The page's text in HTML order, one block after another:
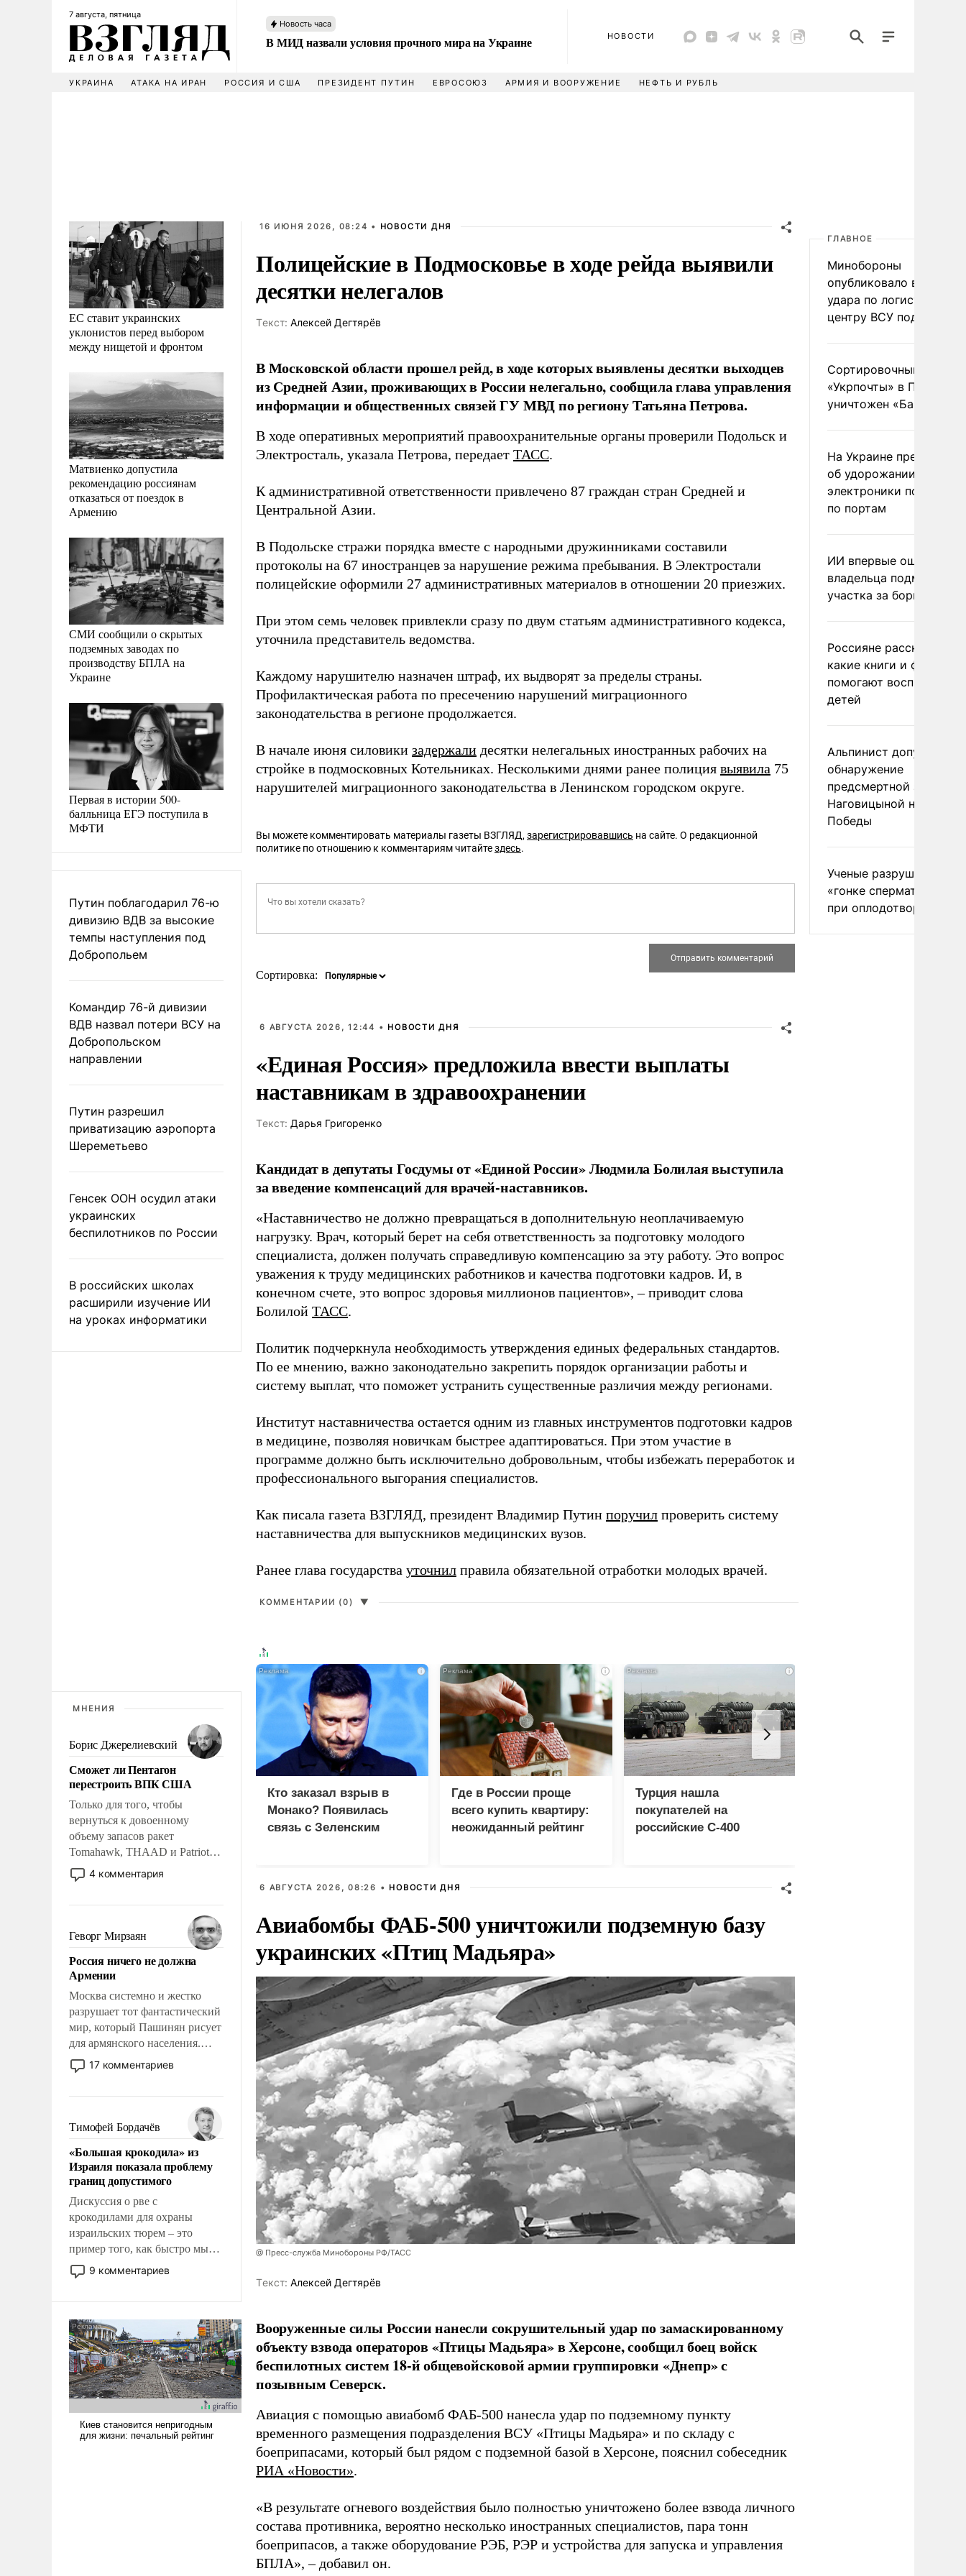
7 августа, пятница
Новость часа
В МИД назвали условия прочного мира на Украине НОВОСТИ
УКРАИНА АТАКА НА ИРАН РОССИЯ И США ПРЕЗИДЕНТ ПУТИН ЕВРОСОЮЗ АРМИЯ И ВООРУЖЕНИЕ НЕФТЬ И РУБЛЬ
ЕС ставит украинских
уклонистов перед выбором
между нищетой и фронтом
Матвиенко допустила
рекомендацию россиянам
отказаться от поездок в
Армению
СМИ сообщили о скрытых
подземных заводах по
производству БПЛА на
Украине
Первая в истории 500-
балльница ЕГЭ поступила в
МФТИ
Путин поблагодарил 76-ю
дивизию ВДВ за высокие
темпы наступления под
Добропольем
Командир 76-й дивизии
ВДВ назвал потери ВСУ на
Добропольском
направлении
Путин разрешил
приватизацию аэропорта
Шереметьево
Генсек ООН осудил атаки
украинских
беспилотников по России
В российских школах
расширили изучение ИИ
на уроках информатики
МНЕНИЯ
Борис Джерелиевский
Сможет ли Пентагон
перестроить ВПК США
Только для того, чтобы
вернуться к довоенному
объему запасов ракет
Tomahawk, THAAD и Patriot
США потребуется более трех
лет. Даже небольшая война с
Сложившаяся ситуация
означает многолетний период
уязвимости США, например,
перед Китаем.
4 комментария
Геворг Мирзаян
Россия ничего не должна
Армении
Москва системно и жестко
разрушает тот фантастический
мир, который Пашинян рисует
для армянского населения.
Мир, где политические
прожекты будут безусловно
налогоплательщиков и где
Еревану за свои поступки не
нужно отвечать.
17 комментариев
Тимофей Бордачёв
«Большая крокодила» из
Израиля показала проблему
границ допустимого
Дискуссия о рве с
крокодилами для охраны
израильских тюрем – это
пример того, как быстро мы
двигаемся по пути
революционных изменений.
псевдонаучной фантастики,
стало всерьез обсуждаемой
идеей.
9 комментариев
16 ИЮНЯ 2026, 08:24 • НОВОСТИ ДНЯ
Полицейские в Подмосковье в ходе рейда выявили
десятки нелегалов
Tекст: Алексей Дегтярёв
В Московской области прошел рейд, в ходе которых выявлены десятки выходцев
из Средней Азии, проживающих в России нелегально, сообщила глава управления
информации и общественных связей ГУ МВД по региону Татьяна Петрова.
В ходе оперативных мероприятий правоохранительные органы проверили Подольск и
Электросталь, указала Петрова, передает ТАСС.
К административной ответственности привлечено 87 граждан стран Средней и
Центральной Азии.
В Подольске стражи порядка вместе с народными дружинниками составили
протоколы на 67 иностранцев за нарушение режима пребывания. В Электростали
полицейские оформили 27 административных материалов в отношении 20 приезжих.
При этом семь человек привлекли сразу по двум статьям административного кодекса,
уточнила представитель ведомства.
Каждому нарушителю назначен штраф, их выдворят за пределы страны.
Профилактическая работа по пресечению нарушений миграционного
законодательства в регионе продолжается.
В начале июня силовики задержали десятки нелегальных иностранных рабочих на
стройке в подмосковных Котельниках. Несколькими днями ранее полиция выявила 75
нарушителей миграционного законодательства в Ленинском городском округе.
Вы можете комментировать материалы газеты ВЗГЛЯД, зарегистрировавшись на сайте. О редакционной
политике по отношению к комментариям читайтездесь.
Сортировка:
6 АВГУСТА 2026, 12:44 • НОВОСТИ ДНЯ
«Единая Россия» предложила ввести выплаты
наставникам в здравоохранении
Tекст: Дарья Григоренко
Кандидат в депутаты Госдумы от «Единой России» Людмила Болилая выступила
за введение компенсаций для врачей-наставников.
«Наставничество не должно превращаться в дополнительную неоплачиваемую
нагрузку. Врач, который берет на себя ответственность за подготовку молодого
специалиста, должен получать справедливую компенсацию за эту работу. Это вопрос
уважения к труду медицинских работников и качества подготовки кадров. И, в
конечном счете, это вопрос здоровья миллионов пациентов», – приводит слова
Болилой ТАСС.
Политик подчеркнула необходимость утверждения единых федеральных стандартов.
По ее мнению, важно законодательно закрепить порядок организации работы и
систему выплат, что поможет устранить существенные различия между регионами.
Институт наставничества остается одним из главных инструментов подготовки кадров
в медицине, позволяя новичкам быстрее адаптироваться. При этом участие в
программе должно быть исключительно добровольным, чтобы избежать переработок и
профессионального выгорания специалистов.
Как писала газета ВЗГЛЯД, президент Владимир Путин поручил проверить систему
наставничества для выпускников медицинских вузов.
Ранее глава государства уточнил правила обязательной отработки молодых врачей.
КОММЕНТАРИИ (0) ▼
i
Кто заказал взрыв в
Монако? Появилась
связь с Зеленским
i
Где в России проще
всего купить квартиру:
неожиданный рейтинг
i
Турция нашла
покупателей на
российские C-400
6 АВГУСТА 2026, 08:26 • НОВОСТИ ДНЯ
Авиабомбы ФАБ-500 уничтожили подземную базу
украинских «Птиц Мадьяра»
@ Пресс-служба Минобороны РФ/ТАСС
Tекст: Алексей Дегтярёв
Вооруженные силы России нанесли сокрушительный удар по замаскированному
объекту взвода операторов «Птицы Мадьяра» в Херсоне, сообщил боец войск
беспилотных систем 18-й общевойсковой армии группировки «Днепр» с
позывным Северск.
Авиация с помощью авиабомб ФАБ-500 нанесла удар по подземному пункту
временного размещения подразделения ВСУ «Птицы Мадьяра» и по складу с
боеприпасами, который был рядом с подземной базой в Херсоне, пояснил собеседник
РИА «Новости».
«В результате огневого воздействия было полностью уничтожено более взвода личного
состава противника, вероятно несколько иностранных специалистов, пара тонн
боеприпасов, а также оборудование РЭБ, РЭР и устройства для запуска и управления
БПЛА», – добавил он.
ГЛАВНОЕ
Минобороны
опубликовало видео
удара по
центру ВСУ под Киевом
Сортировочный пункт
«Укрпочты» в
уничтожен
На Украине
об удорожании
электроники после
по портам
ИИ впервые
владельца
участка за борщевик
Россияне рассказали,
какие книги и фильмы
помогают воспитывать
детей
Альпинист допустил
обнаружение
предсмертной записки
Наговицыной на пике
Победы
Ученые разрушили миф
«гонке
при оплодотворении